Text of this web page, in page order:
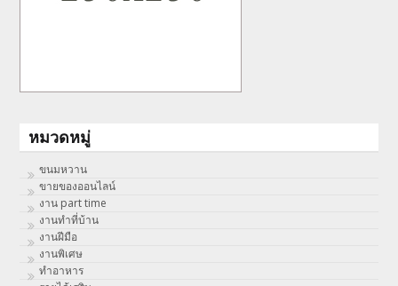
หมวดหมู่
ขนมหวาน
ขายของออนไลน์
งาน part time
งานทําที่บ้าน
งานฝีมือ
งานพิเศษ
ทําอาหาร